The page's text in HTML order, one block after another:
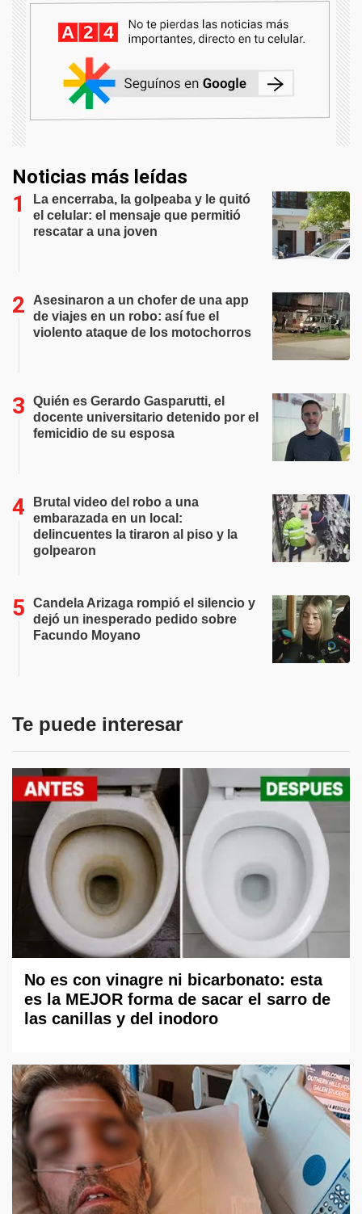
Noticias más leídas
La encerraba, la golpeaba y le quitó
el celular: el mensaje que permitió
rescatar a una joven
Asesinaron a un chofer de una app
de viajes en un robo: así fue el
violento ataque de los motochorros
Quién es Gerardo Gasparutti, el
docente universitario detenido por el
femicidio de su esposa
Brutal video del robo a una
embarazada en un local:
delincuentes la tiraron al piso y la
golpearon
Candela Arizaga rompió el silencio y
dejó un inesperado pedido sobre
Facundo Moyano
Te puede interesar
No es con vinagre ni bicarbonato: esta
es la MEJOR forma de sacar el sarro de
las canillas y del inodoro